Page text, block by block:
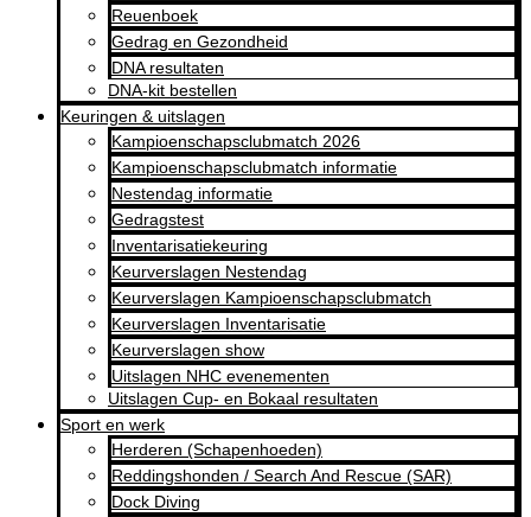
Reuenboek
Gedrag en Gezondheid
DNA resultaten
DNA-kit bestellen
Keuringen & uitslagen
Kampioenschapsclubmatch 2026
Kampioenschapsclubmatch informatie
Nestendag informatie
Gedragstest
Inventarisatiekeuring
Keurverslagen Nestendag
Keurverslagen Kampioenschapsclubmatch
Keurverslagen Inventarisatie
Keurverslagen show
Uitslagen NHC evenementen
Uitslagen Cup- en Bokaal resultaten
Sport en werk
Herderen (Schapenhoeden)
Reddingshonden / Search And Rescue (SAR)
Dock Diving